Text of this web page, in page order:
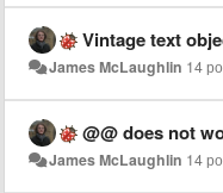
Vintage text
James McLaughlin 14
@@ does not
James McLaughlin 14